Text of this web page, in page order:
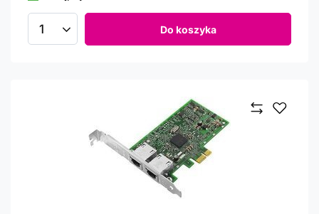
Ilość produktów Do koszyka